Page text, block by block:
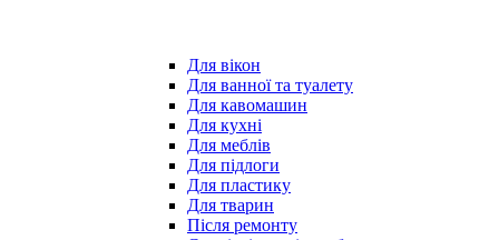
Для вікон
Для ванної та туалету
Для кавомашин
Для кухні
Для меблів
Для підлоги
Для пластику
Для тварин
Після ремонту